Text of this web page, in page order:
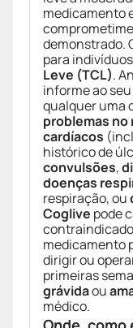
medicamento
demonstrado.
para
Leve (TCL).
informe ao
qualquer uma
problemas no
cardíacos
histórico de
convulsões,
doenças
respiração, ou
Coglive pode
medicamento
dirigir ou
primeiras
grávidaou
médico.